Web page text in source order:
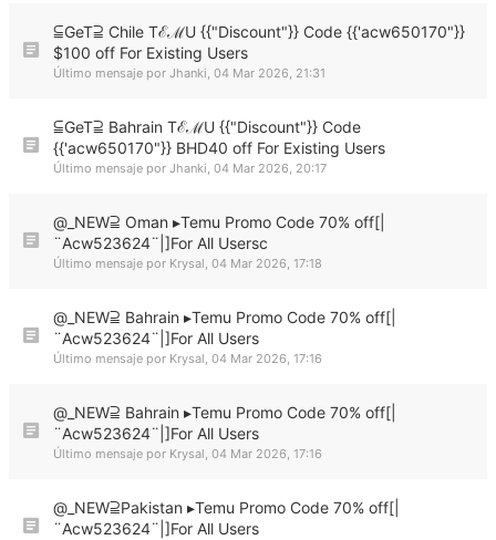
⫅GeT⫆ Chile TℰℳU {{"Discount"}} Code {{'acw650170"}}
$100 off For Existing Users
Último mensaje por Jhanki, 04 Mar 2026, 21:31
⫅GeT⫆ Bahrain TℰℳU {{"Discount"}} Code
{{'acw650170"}} BHD40 off For Existing Users
Último mensaje por Jhanki, 04 Mar 2026, 20:17
@_NEW⫆ Oman ▸Temu Promo Code 70% off[|
¨Acw523624¨|]For All Usersc
Último mensaje por Krysal, 04 Mar 2026, 17:18
@_NEW⫆ Bahrain ▸Temu Promo Code 70% off[|
¨Acw523624¨|]For All Users
Último mensaje por Krysal, 04 Mar 2026, 17:16
@_NEW⫆ Bahrain ▸Temu Promo Code 70% off[|
¨Acw523624¨|]For All Users
Último mensaje por Krysal, 04 Mar 2026, 17:16
@_NEW⫆Pakistan ▸Temu Promo Code 70% off[|
¨Acw523624¨|]For All Users